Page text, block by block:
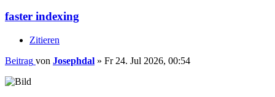
faster indexing
Zitieren
Beitrag von Josephdal » Fr 24. Jul 2026, 00:54